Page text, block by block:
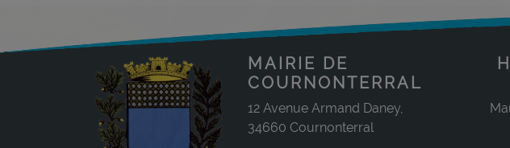
MAIRIE DE
COURNONTERRAL
12 Avenue Armand Daney,
34660 Cournonterral